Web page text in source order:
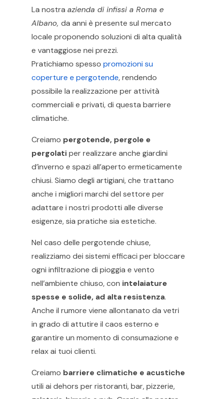
La nostra azienda di infissi a Roma e
Albano, da anni è presente sul mercato
locale proponendo soluzioni di alta qualità
e vantaggiose nei prezzi.
Pratichiamo spesso promozioni su
coperture e pergotende, rendendo
possibile la realizzazione per attività
commerciali e privati, di questa barriere
climatiche.
Creiamo pergotende, pergole e
pergolatiper realizzare anche giardini
d’inverno e spazi all’aperto ermeticamente
chiusi. Siamo degli artigiani, che trattano
anche i migliori marchi del settore per
adattare i nostri prodotti alle diverse
esigenze, sia pratiche sia estetiche.
Nel caso delle pergotende chiuse,
realizziamo dei sistemi efficaci per bloccare
ogni infiltrazione di pioggia e vento
nell’ambiente chiuso, con intelaiature
spesse e solide, ad alta resistenza.
Anche il rumore viene allontanato da vetri
in grado di attutire il caos esterno e
garantire un momento di consumazione e
relax ai tuoi clienti.
Creiamo barriere climatiche e acustiche
utili ai dehors per ristoranti, bar, pizzerie,